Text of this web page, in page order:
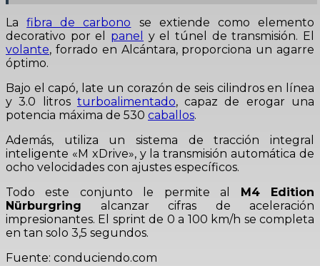
Lafibra de carbono se extiende como elemento
decorativo por el panel
y el túnel de transmisión. El
volante, forrado en Alcántara, proporciona un agarre
óptimo.
Bajo el capó, late un corazón de seis cilindros en línea
y 3.0 litros turboalimentado, capaz de erogar una
potencia máxima de 530 caballos.
Además, utiliza un sistema de tracción integral
inteligente «M xDrive», y la transmisión automática de
ocho velocidades con ajustes específicos.
Todo este conjunto le permite al M4 Edition
Nürburgring alcanzar cifras de aceleración
impresionantes. El sprint de 0 a 100 km/h se completa
en tan solo 3,5 segundos.
Fuente: conduciendo.com